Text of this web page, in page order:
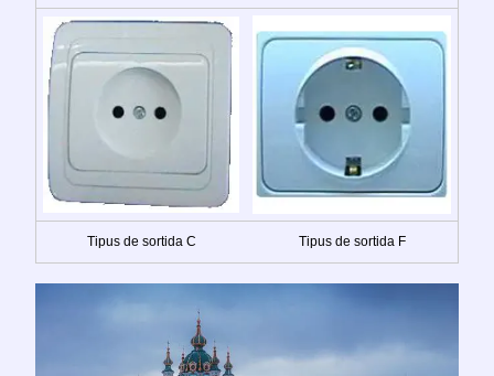
Tipus de sortida C Tipus de sortida F